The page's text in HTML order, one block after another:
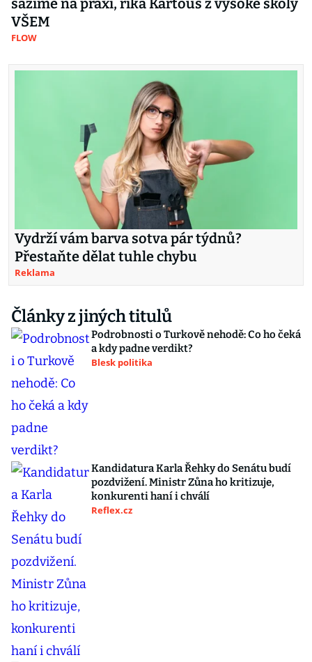
sázíme na praxi, říká Kartous z vysoké školy
VŠEM
FLOW
Vydrží vám barva sotva pár týdnů?
Přestaňte dělat tuhle chybu
Reklama
Články z jiných titulů
Podrobnosti o Turkově nehodě: Co ho čeká
a kdy padne verdikt?
Blesk politika
Kandidatura Karla Řehky do Senátu budí
pozdvižení. Ministr Zůna ho kritizuje,
konkurenti haní i chválí
Reflex.cz